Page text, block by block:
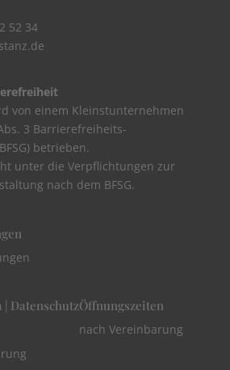
52 34
von einem Kleinstunternehmen
3 Barrierefreiheits-
betrieben.
unter die Verpflichtungen zur
nach dem BFSG.
| DatenschutzÖffnungszeiten
nach Vereinbarung